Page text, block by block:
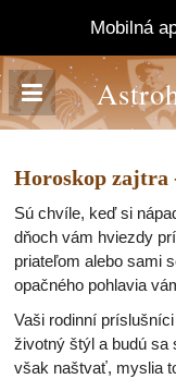
Mobilná
Horoskop zajtra
Sú chvíle, keď si
dňoch vám hviezdy
priateľom alebo sami
opačného pohlavia
Vaši rodinní
životný štýl a budú
však naštvať, myslia